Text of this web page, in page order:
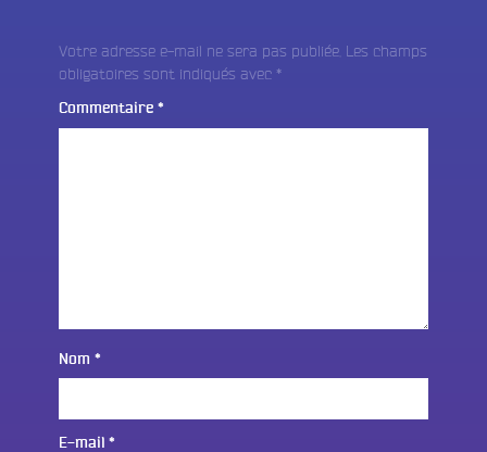
Votre adresse e-mail ne sera pas publiée. Les champs
obligatoires sont indiqués avec *
Commentaire *
Nom *
E-mail *